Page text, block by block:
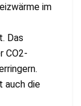
im
Das
CO2-
auch die